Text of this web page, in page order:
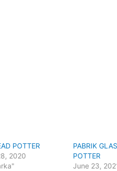
POTTER
2020
PABRIK
POTTER
June 23,